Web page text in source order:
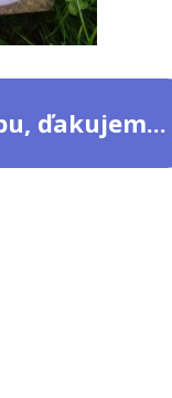
ďakujem...